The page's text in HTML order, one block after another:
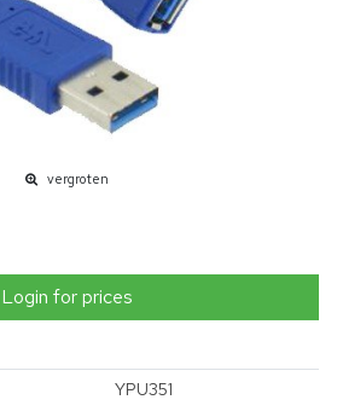
vergroten
Login for prices
YPU351